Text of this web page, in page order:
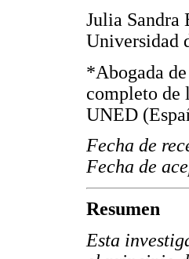
Julia Sandra
Universidad
*Abogada
completo de
UNED
Fecha de
Fecha de
Resumen
Esta